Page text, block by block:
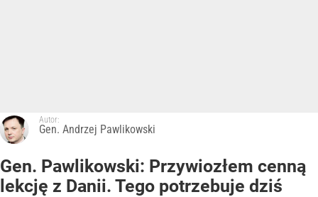
Autor:
Gen. Andrzej Pawlikowski
Gen. Pawlikowski: Przywiozłem cenną
lekcję z Danii. Tego potrzebuje dziś